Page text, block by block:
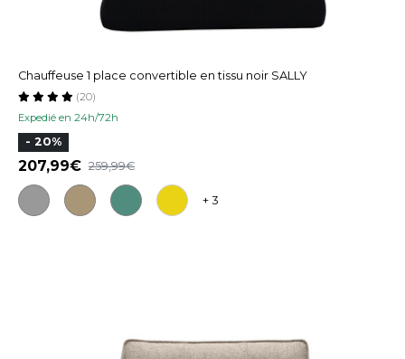
Chauffeuse 1 place convertible en tissu noir SALLY
Expedié en 24h/72h
(20)
- 20%
207,99 259,99
+ 3